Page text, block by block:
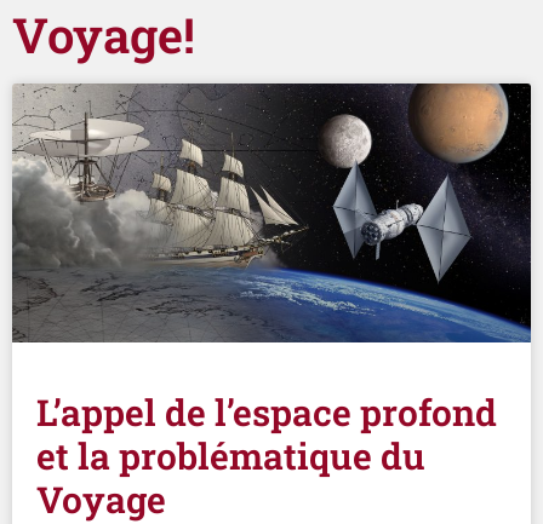
Voyage!
L’appel de l’espace profond
et la problématique du
Voyage